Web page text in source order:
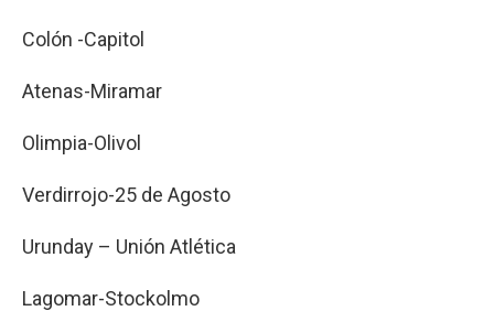
Colón -Capitol
Atenas-Miramar
Olimpia-Olivol
Verdirrojo-25 de Agosto
Urunday – Unión Atlética
Lagomar-Stockolmo